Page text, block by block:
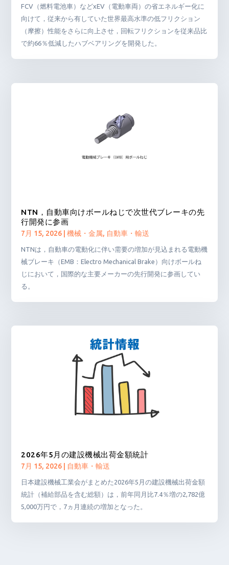
FCV（燃料電池車）などxEV（電動車両）の省エネルギー化に
向けて，従来から有していた世界最高水準の低フリクション
（摩擦）性能をさらに向上させ，回転フリクションを従来品比
で約66％低減したハブベアリングを開発した。
NTN，自動車向けボールねじで次世代ブレーキの先
行開発に参画
7月 15, 2026 |機械・金属, 自動車・輸送
NTNは，自動車の電動化に伴い需要の増加が見込まれる電動機
械ブレーキ（EMB：Electro Mechanical Brake）向けボールね
じにおいて，国際的な主要メーカーの先行開発に参画してい
る。
2026年5月の建設機械出荷金額統計
7月 15, 2026 自動車・輸送
日本建設機械工業会がまとめた2026年5月の建設機械出荷金額
統計（補給部品を含む総額）は，前年同月比7.4％増の2,782億
5,000万円で，7ヵ月連続の増加となった。